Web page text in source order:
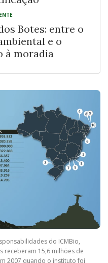
Botes: entre o
e o
à moradia
do ICMBio,
receberam 15,6 milhões de
2007 quando o instituto foi